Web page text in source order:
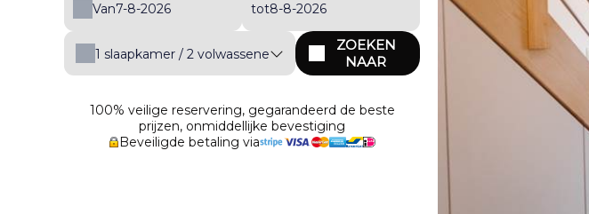
Van tot
1 slaapkamer / 2 volwassene
ZOEKEN
NAAR
100% veilige reservering, gegarandeerd de beste
prijzen, onmiddellijke bevestiging
Beveiligde betaling via